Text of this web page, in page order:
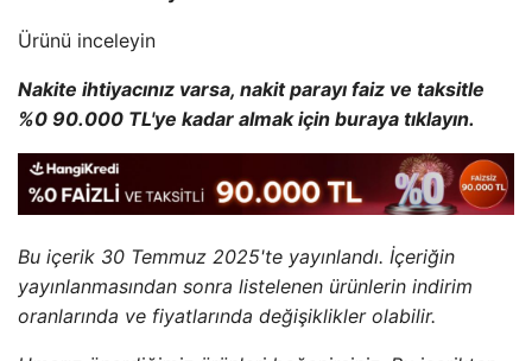
Ürünü inceleyin
Nakite ihtiyacınız varsa, nakit parayı faiz ve taksitle
%0 90.000 TL'ye kadar almak için buraya tıklayın.
Bu içerik 30 Temmuz 2025'te yayınlandı. İçeriğin
yayınlanmasından sonra listelenen ürünlerin indirim
oranlarında ve fiyatlarında değişiklikler olabilir.